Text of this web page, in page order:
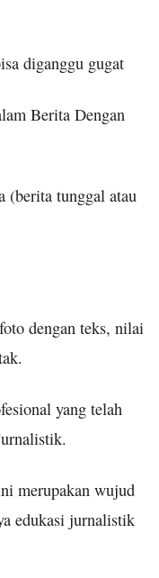
diganggu gugat
Berita Dengan
(berita tunggal atau
dengan teks, nilai
yang telah
merupakan wujud
edukasi jurnalistik